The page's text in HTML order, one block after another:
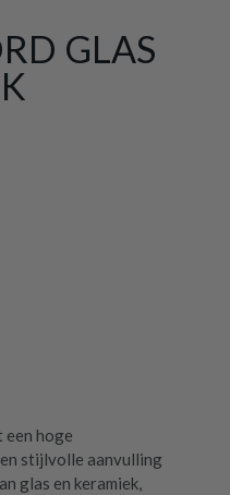
GLAS
een hoge
stijlvolle aanvulling
glas en keramiek,